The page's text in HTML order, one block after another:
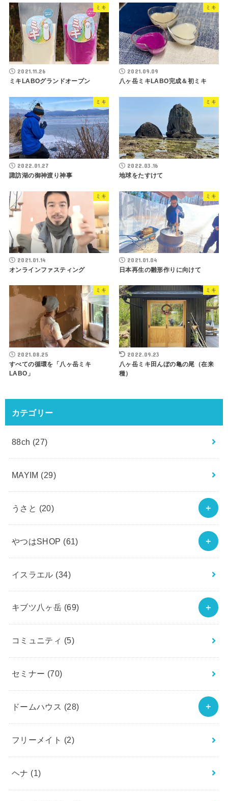
ミキ
2021.11.26
ミキLABOグランドオープン
ミキ
2021.09.09
八ヶ岳ミキLABO完成＆初ミキ
ミキ
2022.01.27
諏訪湖の御神渡り神事
ミキ
2022.03.16
地球をたすけて
ミキ
2021.01.14
オンラインファスティング
ミキ
2021.01.04
日本再生の雛形作りに向けて
ミキ
2021.08.25
すべての循環を「八ヶ岳ミキ
LABO」
ミキ
2022.09.23
八ヶ岳ミキ田んぼの亀の尾（在来
種）
カテゴリー
88ch (27)
MAYIM (29)
うさと (20)
やつはSHOP (61)
イスラエル (34)
キブツ八ヶ岳 (69)
コミュニティ (5)
セミナー (70)
ドームハウス (28)
フリーメイト (2)
ヘナ (1)